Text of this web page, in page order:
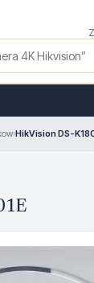
›HikVision DS-